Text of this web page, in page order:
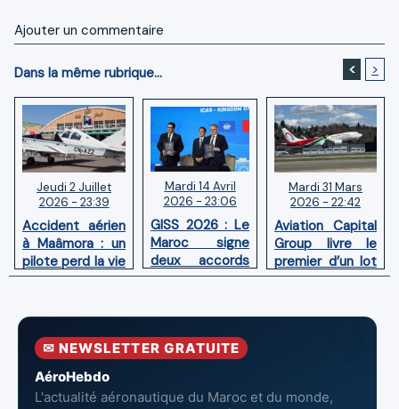
Ajouter un commentaire
Dans la même rubrique... < >
Jeudi 2 Juillet
2026 - 23:39
Accident aérien
à Maâmora : un
pilote perd la vie
en combat
incendie
Mardi 14 Avril
2026 - 23:06
GISS 2026 : Le
Maroc signe
deux accords
avec l'OACI
la surveillance
aériennes.
Mardi 31 Mars
2026 - 22:42
Aviation Capital
Group livre le
premier d’un lot
de six Boeing
neufs à Royal Air
✉ NEWSLETTER GRATUITE
AéroHebdo
L'actualité aéronautique du Maroc et du monde,